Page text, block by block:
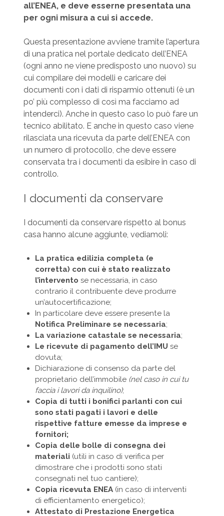
all’ENEA, e deve esserne presentata una
per ogni misura a cui si accede.
Questa presentazione avviene tramite l’apertura
di una pratica nel portale dedicato dell’ENEA
(ogni anno ne viene predisposto uno nuovo) su
cui compilare dei modelli e caricare dei
documenti con i dati di risparmio ottenuti (è un
po’ più complesso di così ma facciamo ad
intenderci). Anche in questo caso lo può fare un
tecnico abilitato. E anche in questo caso viene
rilasciata una ricevuta da parte dell’ENEA con
un numero di protocollo, che deve essere
conservata tra i documenti da esibire in caso di
controllo.
I documenti da conservare
I documenti da conservare rispetto al bonus
casa hanno alcune aggiunte, vediamoli:
La pratica edilizia completa (e
corretta) con cui è stato realizzato
l’intervento se necessaria, in caso
contrario il contribuente deve produrre
un’autocertificazione;
In particolare deve essere presente la
Notifica Preliminare se necessaria;
La variazione catastale se necessaria;
Le ricevute di pagamento dell’IMU se
dovuta;
Dichiarazione di consenso da parte del
proprietario dell’immobile (nel caso in cui tu
faccia i lavori da inquilino);
Copia di tutti i bonifici parlanti con cui
sono stati pagati i lavori e delle
rispettive fatture emesse da imprese e
fornitori;
Copia delle bolle di consegna dei
materiali (utili in caso di verifica per
dimostrare che i prodotti sono stati
consegnati nel tuo cantiere);
Copia ricevuta ENEA(in caso di interventi
di efficientamento energetico);
Attestato di Prestazione Energetica